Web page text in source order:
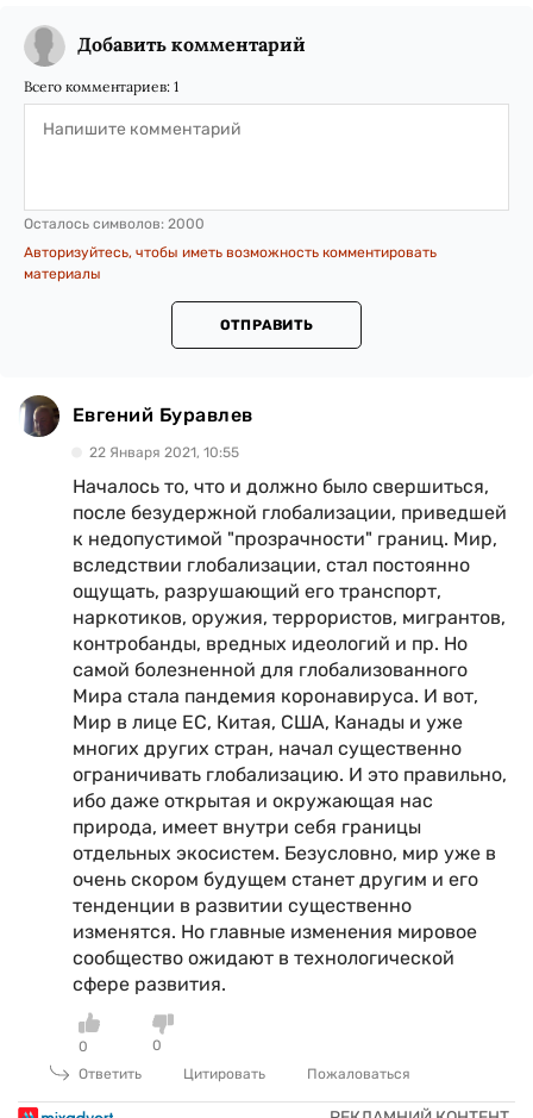
Добавить комментарий
Всего комментариев: 1
Осталось символов: 2000
Авторизуйтесь, чтобы иметь возможность комментировать
материалы
ОТПРАВИТЬ
Евгений Буравлев
22 Января 2021, 10:55
Началось то, что и должно было свершиться,
после безудержной глобализации, приведшей
к недопустимой "прозрачности" границ. Мир,
вследствии глобализации, стал постоянно
ощущать, разрушающий его транспорт,
наркотиков, оружия, террористов, мигрантов,
контробанды, вредных идеологий и пр. Но
самой болезненной для глобализованного
Мира стала пандемия коронавируса. И вот,
Мир в лице ЕС, Китая, США, Канады и уже
многих других стран, начал существенно
ограничивать глобализацию. И это правильно,
ибо даже открытая и окружающая нас
природа, имеет внутри себя границы
отдельных экосистем. Безусловно, мир уже в
очень скором будущем станет другим и его
тенденции в развитии существенно
изменятся. Но главные изменения мировое
сообщество ожидают в технологической
сфере развития.
0
0
Ответить
Цитировать Пожаловаться